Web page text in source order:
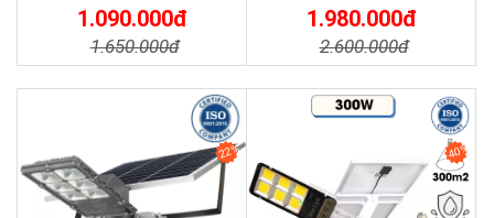
LƯỢNG MẶT TRỜI 300W MẪU
1.090.000đ
1.650.000đ
300W TS-78300K6 - Solar
Light 300W
1.980.000đ
2.600.000đ
22% 40%